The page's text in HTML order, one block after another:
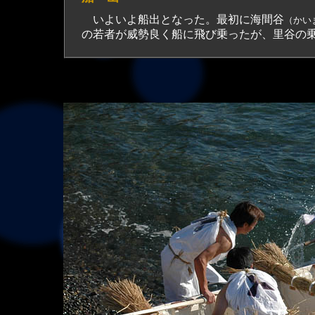
いよいよ船出となった。最初に海間谷 （か
の若者が威勢良く船に飛び乗ったが、里谷の